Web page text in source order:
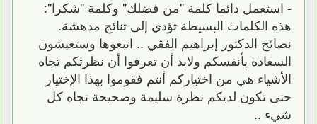
- استعمل دائما كلمة "من فضلك" وكلمة "شكرا":
هذه الكلمات البسيطة تؤدي إلى تنائج مدهشة.
نصائح الدكتور إبراهيم الفقي .. اتبعوها وستعيشون
السعادة بأنفسكم ولابد أن تعرفوا أن نظرتكم تجاه
الأشياء هي من اختياركم أنتم فقوموا بهذا الإختيار
حتى تكون لديكم نظرة سليمة وصحيحة تجاه كل
شيء ..